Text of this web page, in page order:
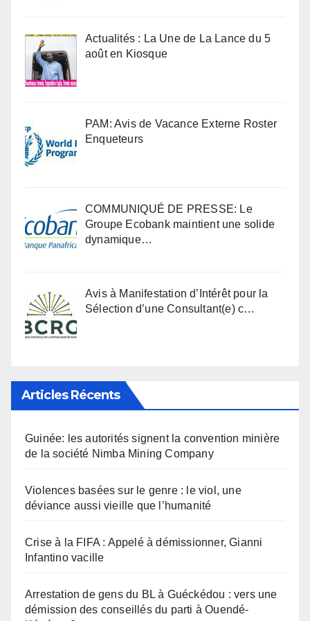
Actualités : La Une de La Lance du 5
août en Kiosque
PAM: Avis de Vacance Externe Roster
Enqueteurs
COMMUNIQUÉ DE PRESSE: Le
Groupe Ecobank maintient une solide
dynamique…
Avis à Manifestation d’Intérêt pour la
Sélection d’une Consultant(e) c…
Articles Récents
Guinée: les autorités signent la convention minière
de la société Nimba Mining Company
Violences basées sur le genre : le viol, une
déviance aussi vieille que l’humanité
Crise à la FIFA : Appelé à démissionner, Gianni
Infantino vacille
Arrestation de gens du BL à Guéckédou : vers une
démission des conseillés du parti à Ouendé-